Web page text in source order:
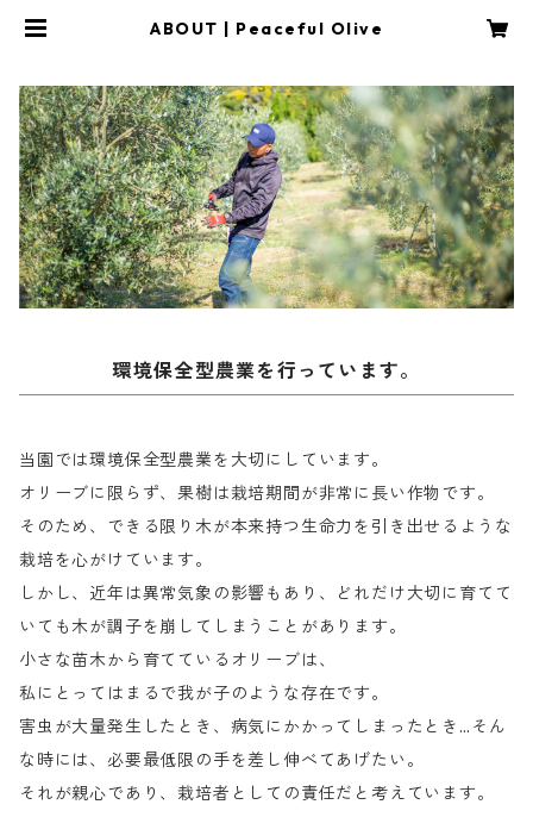
ABOUT | Peaceful Olive
環境保全型農業を行っています。
当園では環境保全型農業を大切にしています。
オリーブに限らず、果樹は栽培期間が非常に長い作物です。
そのため、できる限り木が本来持つ生命力を引き出せるような
栽培を心がけています。
しかし、近年は異常気象の影響もあり、どれだけ大切に育てて
いても木が調子を崩してしまうことがあります。
小さな苗木から育てているオリーブは、
私にとってはまるで我が子のような存在です。
害虫が大量発生したとき、病気にかかってしまったとき…そん
な時には、必要最低限の手を差し伸べてあげたい。
それが親心であり、栽培者としての責任だと考えています。